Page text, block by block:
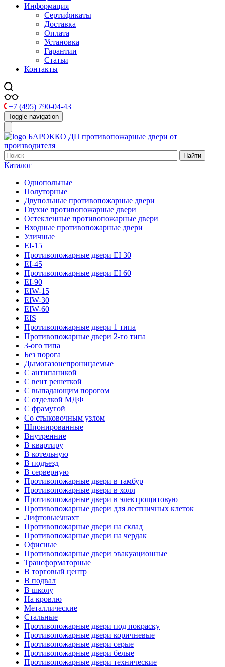
Информация
Сертификаты
Доставка
Оплата
Установка
Гарантии
Статьи
Контакты
+7 (495) 790-04-43
Toggle navigation
БАРОККО ДП противопожарные двери от
производителя
Найти
Каталог
Однопольные
Полуторные
Двупольные противопожарные двери
Глухие противопожарные двери
Остекленные противопожарные двери
Входные противопожарные двери
Уличные
EI-15
Противопожарные двери EI 30
EI-45
Противопожарные двери EI 60
EI-90
EIW-15
EIW-30
EIW-60
EIS
Противопожарные двери 1 типа
Противопожарные двери 2-го типа
3-ого типа
Без порога
Дымогазонепроницаемые
С антипаникой
С вент решеткой
С выпадающим порогом
С отделкой МДФ
С фрамугой
Со стыковочным узлом
Шпонированные
Внутренние
В квартиру
В котельную
В подъезд
В серверную
Противопожарные двери в тамбур
Противопожарные двери в холл
Противопожарные двери в электрощитовую
Противопожарные двери для лестничных клеток
Лифтовые\шахт
Противопожарные двери на склад
Противопожарные двери на чердак
Офисные
Противопожарные двери эвакуационные
Трансформаторные
В торговый центр
В подвал
В школу
На кровлю
Металлические
Стальные
Противопожарные двери под покраску
Противопожарные двери коричневые
Противопожарные двери серые
Противопожарные двери белые
Противопожарные двери технические